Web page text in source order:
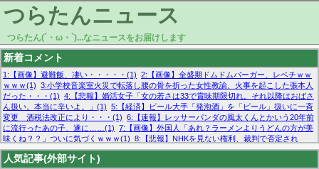
つらたんニュース
つらたん(´・ω・`)...なニュースをお届けします
新着コメント
1:【画像】避難飯、凄い・・・・・(1) 2:【画像】全盛期ドムドムバーガー、レベチｗｗ
ｗｗｗ(1) 3:小学校音楽室火災で転落し腰の骨を折った女性教諭、火事を起こした張本人
だった・・・(1) 4:【悲報】婚活女子「女の若さは33で賞味期限切れ。それ以降はおばさ
ん扱い。本当に辛いよ。」(1) 5:【経済】ビール大手「発泡酒」を「ビール」扱いに一斉
変更 酒税法改正により・・・(1) 6:【速報】レッサーパンダの風太くんとかいう20年前
に流行ったあの子、遂に……(1) 7:【画像】外国人「あれ？ラーメンよりうどんの方が美
味くね？？」ついに気づくｗｗｗ(1) 8:【悲報】NHKを見ない権利、裁判で否定され
る・・・(1) 9:欧州委員長「原発縮小は間違いでした」(1) 10:【悲報】日本企業の人手不
足、限界突破 52%「正社員も足りてません…」(1)
人気記事(外部サイト)